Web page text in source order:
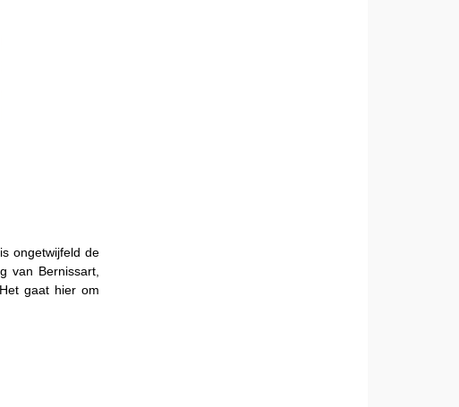
ongetwijfeld de
van Bernissart,
gaat hier om